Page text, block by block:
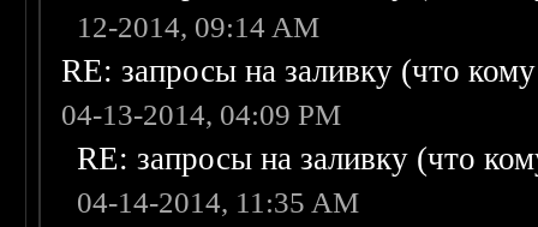
12-2014, 09:14 AM
RE: запросы на заливку (что
04-13-2014, 04:09 PM
RE: запросы на заливку (что
04-14-2014, 11:35 AM